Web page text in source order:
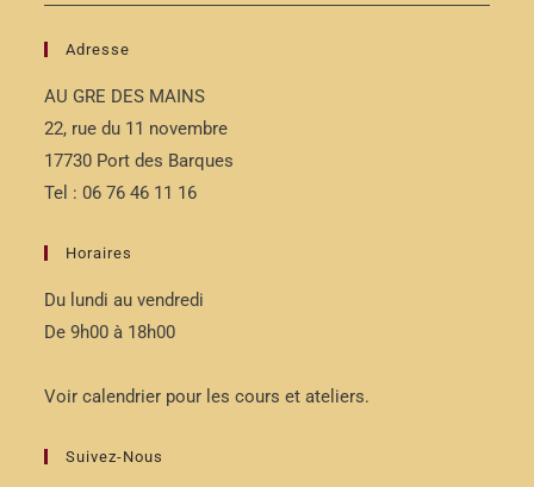
Adresse
AU GRE DES MAINS
22, rue du 11 novembre
17730 Port des Barques
Tel : 06 76 46 11 16
Horaires
Du lundi au vendredi
De 9h00 à 18h00
Voir calendrier pour les cours et ateliers.
Suivez-Nous